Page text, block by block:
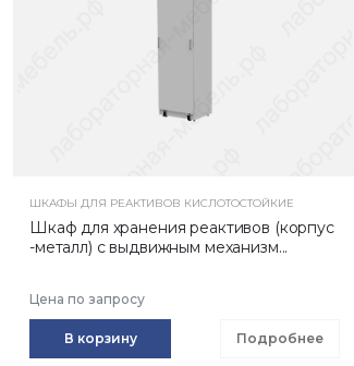
ШКАФЫ ДЛЯ РЕАКТИВОВ КИСЛОТОСТОЙКИЕ
Шкаф для хранения реактивов (корпус
-металл) с выдвижным механизм...
Цена по запросу
В корзину Подробнее